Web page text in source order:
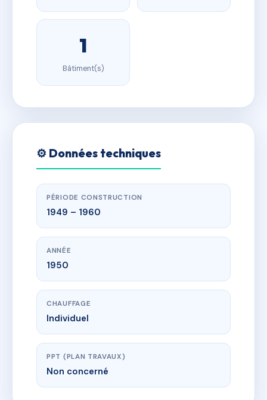
1
Bâtiment(s)
⚙️ Données techniques
PÉRIODE CONSTRUCTION
1949 – 1960
ANNÉE
1950
CHAUFFAGE
Individuel
PPT (PLAN TRAVAUX)
Non concerné